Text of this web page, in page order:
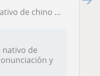
y ortografía son muy estándar
nativo de
y